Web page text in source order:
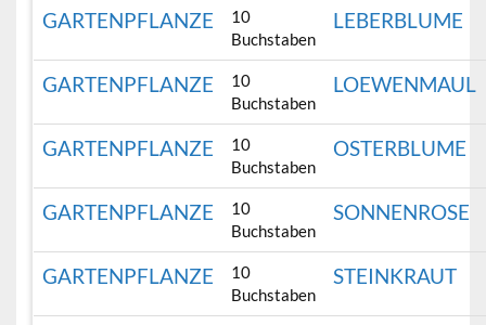
GARTENPFLANZE
10
Buchstaben
LEBERBLUME
GARTENPFLANZE
10
Buchstaben
LOEWENMAUL
GARTENPFLANZE
10
Buchstaben
OSTERBLUME
GARTENPFLANZE
10
Buchstaben
SONNENROSE
GARTENPFLANZE
10
Buchstaben
STEINKRAUT